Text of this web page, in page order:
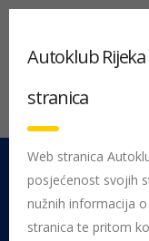
051 212 442
Pon - Pet 08:00
Autoklub
stranica
Web stranica
posjećenost svojih
nužnih informacija
stranica te pritom